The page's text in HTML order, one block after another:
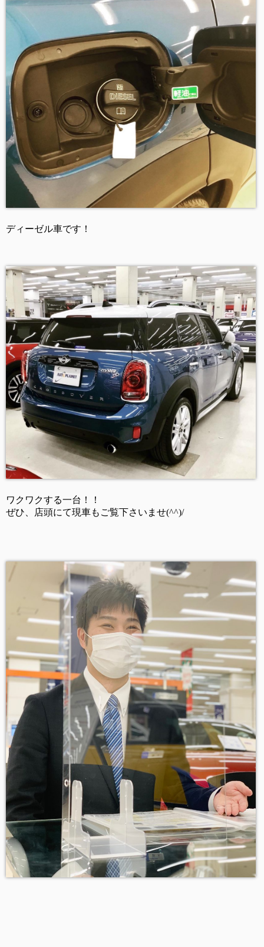
ディーゼル車です！
ワクワクする一台！！
ぜひ、店頭にて現車もご覧下さいませ(^^)/